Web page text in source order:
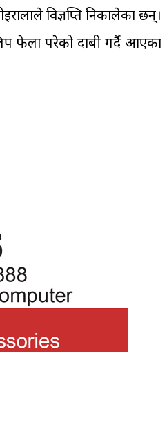
विज्ञप्ति निकालेका छन्।
फेला परेको दाबी गर्दै आएका